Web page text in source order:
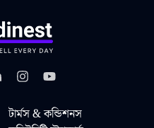
টার্মস & কন্ডিশনস